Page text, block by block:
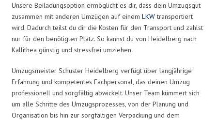
Unsere Beiladungsoption ermöglicht es dir, dass dein Umzugsgut
zusammen mit anderen Umzügen auf einem LKWtransportiert
wird. Dadurch teilst du dir die Kosten für den Transport und zahlst
nur für den benötigten Platz. So kannst du von Heidelberg nach
Kallithea günstig und stressfrei umziehen.
Umzugsmeister Schuster Heidelberg verfügt über langjährige
Erfahrung und kompetentes Fachpersonal, das deinen Umzug
professionell und sorgfältig abwickelt. Unser Team kümmert sich
um alle Schritte des Umzugsprozesses, von der Planung und
Organisation bis hin zur sorgfältigen Verpackung und dem